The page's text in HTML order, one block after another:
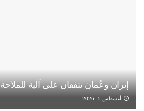
إيران وعُمان تتفقان على آلية
أغسطس 5, 2026